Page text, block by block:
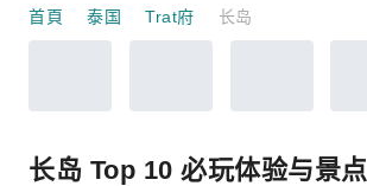
首頁 泰国 Trat府 长岛
长岛 Top 10 必玩体验与景点